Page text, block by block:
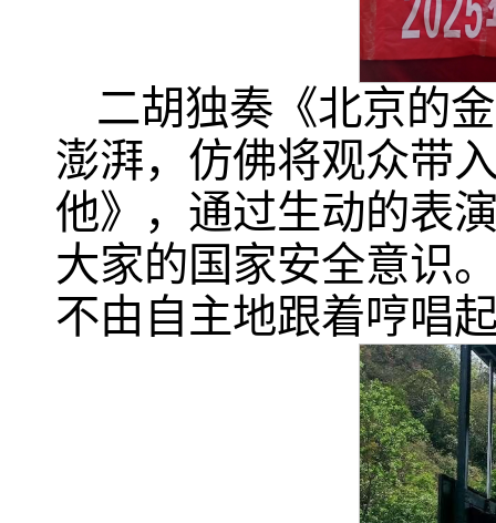
二胡独奏《北京的
澎湃，仿佛将观众带
他》，通过生动的表
大家的国家安全意识
不由自主地跟着哼唱